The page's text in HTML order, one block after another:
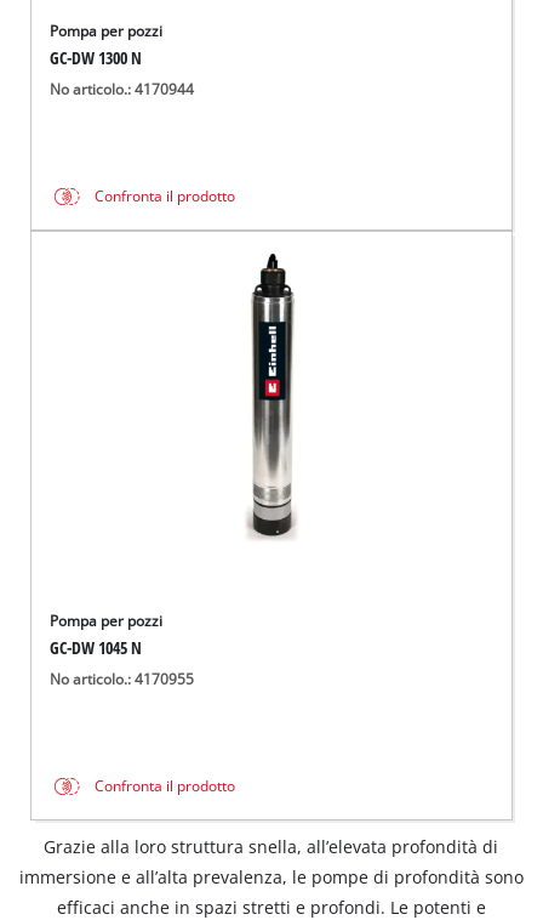
Pompa per pozzi
GC-DW 1300 N
No articolo.: 4170944
Confronta il prodotto
Pompa per pozzi
GC-DW 1045 N
No articolo.: 4170955
Confronta il prodotto
Grazie alla loro struttura snella, all’elevata profondità di
immersione e all’alta prevalenza, le pompe di profondità sono
efficaci anche in spazi stretti e profondi. Le potenti e